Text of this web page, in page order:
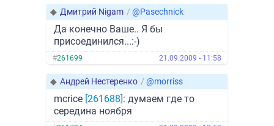
◆ Дмитрий Nigam / @Pasechnick
Да конечно Ваше.. Я бы
присоединился...:-)
#261699 21.09.2009 - 11:58
◆ Андрей Нестеренко / @morriss
mcrice [261688]: думаем где то
середина ноября